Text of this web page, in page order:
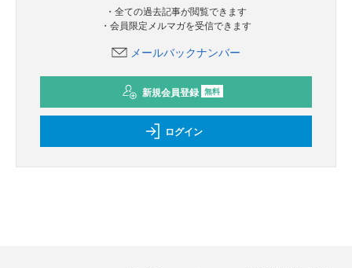
・全ての過去記事が閲覧できます
・会員限定メルマガを受信できます
メールバックナンバー
新規会員登録 無料
ログイン